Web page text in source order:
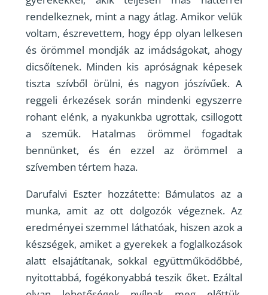
rendelkeznek, mint a nagy átlag. Amikor velük
voltam, észrevettem, hogy épp olyan lelkesen
és örömmel mondják az imádságokat, ahogy
dicsőítenek. Minden kis apróságnak képesek
tiszta szívből örülni, és nagyon jószívűek. A
reggeli érkezések során mindenki egyszerre
rohant elénk, a nyakunkba ugrottak, csillogott
a szemük. Hatalmas örömmel fogadtak
bennünket, és én ezzel az örömmel a
szívemben tértem haza.
Darufalvi Eszter hozzátette: Bámulatos az a
munka, amit az ott dolgozók végeznek. Az
eredményei szemmel láthatóak, hiszen azok a
készségek, amiket a gyerekek a foglalkozások
alatt elsajátítanak, sokkal együttműködőbbé,
nyitottabbá, fogékonyabbá teszik őket. Ezáltal